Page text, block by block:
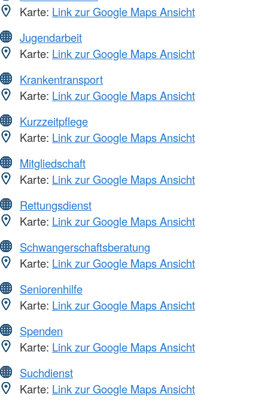
Karte: Link zur Google Maps Ansicht
Jugendarbeit
Karte: Link zur Google Maps Ansicht
Krankentransport
Karte: Link zur Google Maps Ansicht
Kurzzeitpflege
Karte: Link zur Google Maps Ansicht
Mitgliedschaft
Karte: Link zur Google Maps Ansicht
Rettungsdienst
Karte: Link zur Google Maps Ansicht
Schwangerschaftsberatung
Karte: Link zur Google Maps Ansicht
Seniorenhilfe
Karte: Link zur Google Maps Ansicht
Spenden
Karte: Link zur Google Maps Ansicht
Suchdienst
Karte: Link zur Google Maps Ansicht